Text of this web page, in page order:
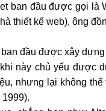
ban đầu được gọi là
thiết kế web), ông
đầu được xây
này chủ yếu được
nhưng lại không
1999).